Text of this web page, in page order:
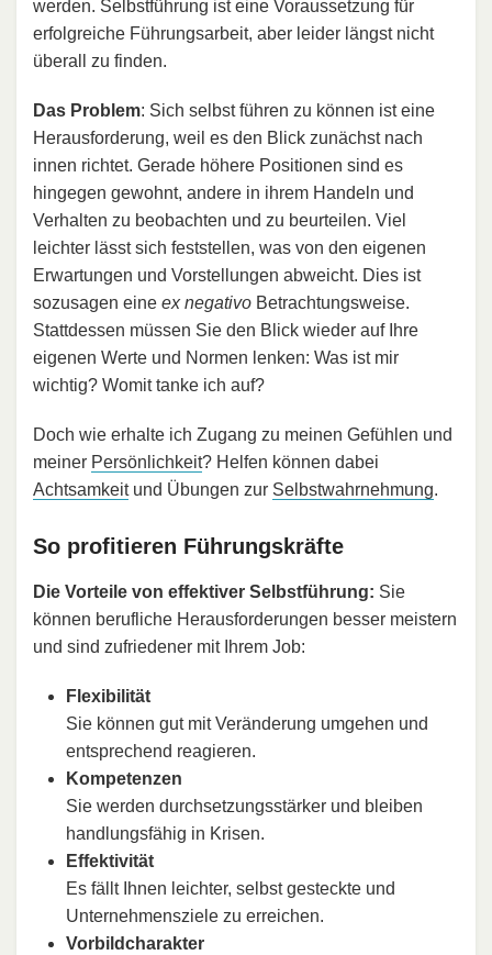
werden. Selbstführung ist eine Voraussetzung für
erfolgreiche Führungsarbeit, aber leider längst nicht
überall zu finden.
Das Problem: Sich selbst führen zu können ist eine
Herausforderung, weil es den Blick zunächst nach
innen richtet. Gerade höhere Positionen sind es
hingegen gewohnt, andere in ihrem Handeln und
Verhalten zu beobachten und zu beurteilen. Viel
leichter lässt sich feststellen, was von den eigenen
Erwartungen und Vorstellungen abweicht. Dies ist
sozusagen eine ex negativo Betrachtungsweise.
Stattdessen müssen Sie den Blick wieder auf Ihre
eigenen Werte und Normen lenken: Was ist mir
wichtig? Womit tanke ich auf?
Doch wie erhalte ich Zugang zu meinen Gefühlen und
meiner Persönlichkeit? Helfen können dabei
Achtsamkeitund Übungen zur Selbstwahrnehmung.
So profitieren Führungskräfte
Die Vorteile von effektiver Selbstführung: Sie
können berufliche Herausforderungen besser meistern
und sind zufriedener mit Ihrem Job:
Flexibilität
Sie können gut mit Veränderung umgehen und
entsprechend reagieren.
Kompetenzen
Sie werden durchsetzungsstärker und bleiben
handlungsfähig in Krisen.
Effektivität
Es fällt Ihnen leichter, selbst gesteckte und
Unternehmensziele zu erreichen.
Vorbildcharakter